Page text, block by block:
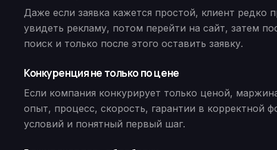
Даже если заявка кажется простой, клиент
увидеть рекламу, потом перейти на сайт, затем
поиск и только после этого оставить заявку.
Конкуренция не только по цене
Если компания конкурирует только ценой,
опыт, процесс, скорость, гарантии в корректной
условий и понятный первый шаг.